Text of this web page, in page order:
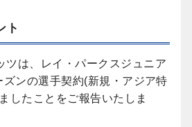
ト
ツは、レイ・パークスジュニア
ンの選手契約(新規・アジア特
したことをご報告いたしま